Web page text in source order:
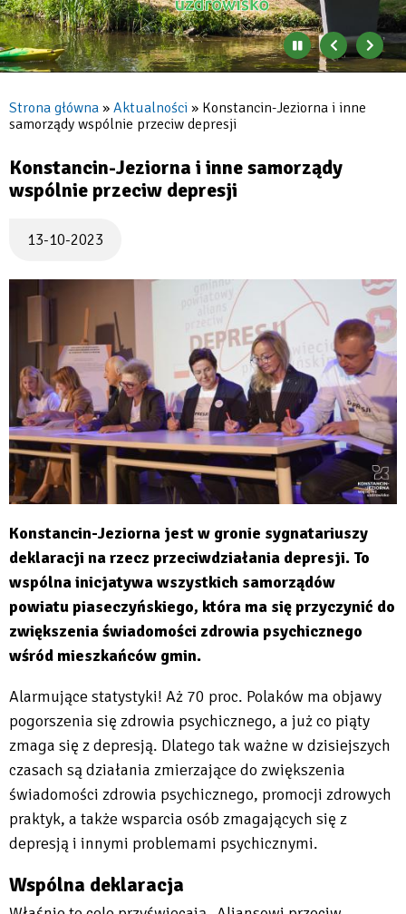
Zatrzymaj
automatyczne
się
banerów
Poprzedni
bannerbaner
Ścieżka
Strona główna Aktualności
Konstancin-Jeziorna i inne
samorządy wspólnie przeciw depresji
Konstancin-Jeziorna i inne samorządy
wspólnie przeciw depresji
13-10-2023
Konstancin-Jeziorna jest w gronie sygnatariuszy
deklaracji na rzecz przeciwdziałania depresji. To
wspólna inicjatywa wszystkich samorządów
powiatu piaseczyńskiego, która ma się przyczynić do
zwiększenia świadomości zdrowia psychicznego
wśród mieszkańców gmin.
Alarmujące statystyki! Aż 70 proc. Polaków ma objawy
pogorszenia się zdrowia psychicznego, a już co piąty
zmaga się z depresją. Dlatego tak ważne w dzisiejszych
czasach są działania zmierzające do zwiększenia
świadomości zdrowia psychicznego, promocji zdrowych
praktyk, a także wsparcia osób zmagających się z
depresją i innymi problemami psychicznymi.
Wspólna deklaracja